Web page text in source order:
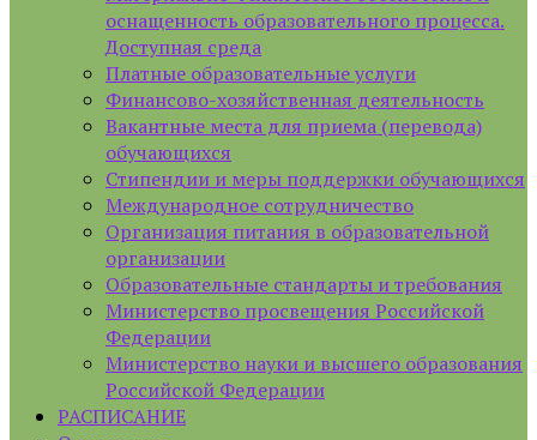
оснащенность образовательного процесса.
Доступная среда
Платные образовательные услуги
Финансово-хозяйственная деятельность
Вакантные места для приема (перевода)
обучающихся
Стипендии и меры поддержки обучающихся
Международное сотрудничество
Организация питания в образовательной
организации
Образовательные стандарты и требования
Министерство просвещения Российской
Федерации
Министерство науки и высшего образования
Российской Федерации
РАСПИСАНИЕ